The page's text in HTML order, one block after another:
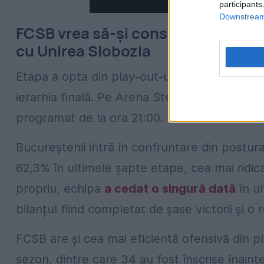
FCSB vrea să-și consolideze
cu Unirea Slobozia
Etapa a opta din play-out-ul Superligii
ierarhia finală. Pe Arena Steaua, FCSB
programat de la ora 21:00.
Bucureștenii intră în confruntare din
62,3% în ultimele șapte etape, cea mai
propriu, echipa a cedat o singură dată în
bilanțul fiind completat de șase victorii și o
FCSB are și cea mai eficientă ofensivă din
sezon, dintre care 34 au fost înscrise